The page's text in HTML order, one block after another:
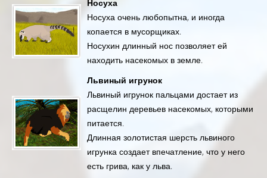
Носуха
Носуха очень любопытна, и иногда
копается в мусорщиках.
Носухин длинный нос позволяет ей
находить насекомых в земле.
Львиный игрунок
Львиный игрунок пальцами достает из
расщелин деревьев насекомых, которыми
питается.
Длинная золотистая шерсть львиного
игрунка создает впечатление, что у него
есть грива, как у льва.